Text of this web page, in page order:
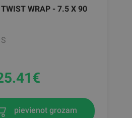
WRAP - 7.5 X 90
€
pievienot grozam